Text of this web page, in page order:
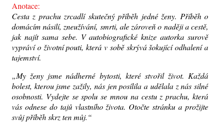
Anotace:
Cesta z prachu zrcadlí skutečný příběh jedné ženy. Příběh o
domácím násilí, zneužívání, smrti, ale zároveň o naději a cestě,
jak najít sama sebe. V autobiografické knize autorka surově
vypráví o životní pouti, která v sobě skrývá šokující odhalení a
tajemství.
„My ženy jsme nádherné bytosti, které stvořil život. Každá
bolest, kterou jsme zažily, nás jen posílila a udělala z nás silné
osobnosti. Vydejte se spolu se mnou na cestu z prachu, která
vás odnese do tajů vlastního života. Otočte stránku a prožijte
svůj příběh skrz ten můj.“